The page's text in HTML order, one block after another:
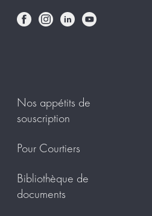
Nos appétits de
souscription
Pour Courtiers
Bibliothèque de
documents